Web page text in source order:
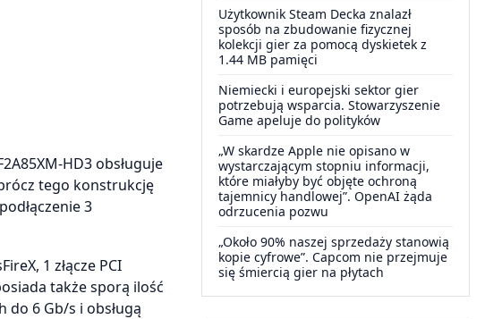
HD3 obsługuje
tego konstrukcję
3
1 złącze PCI
także sporą ilość
do 6 Gb/s i obsługą
Użytkownik Steam Decka znalazł
sposób na zbudowanie fizycznej
kolekcji gier za pomocą dyskietek z
1.44 MB pamięci
Niemiecki i europejski sektor gier
potrzebują wsparcia. Stowarzyszenie
Game apeluje do polityków
„W skardze Apple nie opisano w
wystarczającym stopniu informacji,
które miałyby być objęte ochroną
tajemnicy handlowej”. OpenAI żąda
odrzucenia pozwu
„Około 90% naszej sprzedaży stanowią
kopie cyfrowe”. Capcom nie przejmuje
się śmiercią gier na płytach